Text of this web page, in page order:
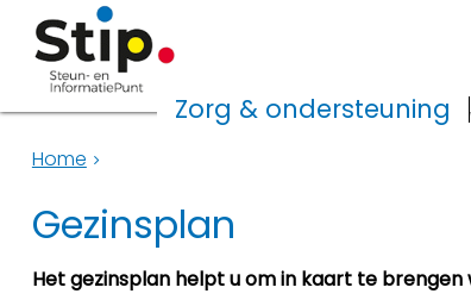
Zorg & ondersteuning
Home
Gezinsplan
Het gezinsplan helpt u om in kaart te